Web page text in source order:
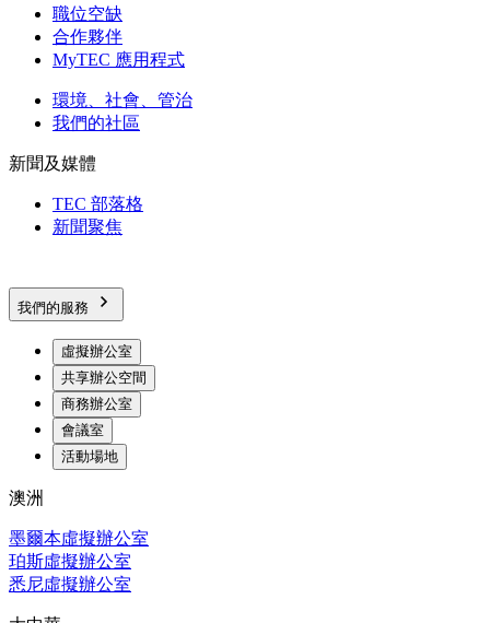
職位空缺
合作夥伴
MyTEC 應用程式
環境、社會、管治
我們的社區
新聞及媒體
TEC 部落格
新聞聚焦
我們的服務
虛擬辦公室
共享辦公空間
商務辦公室
會議室
活動場地
澳洲
墨爾本虛擬辦公室
珀斯虛擬辦公室
悉尼虛擬辦公室